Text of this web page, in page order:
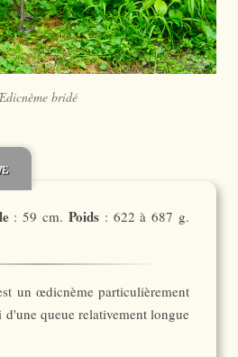
bridé
: 59 cm. Poids: 622 à 687 g.
un œdicnème particulièrement
d'une queue relativement longue